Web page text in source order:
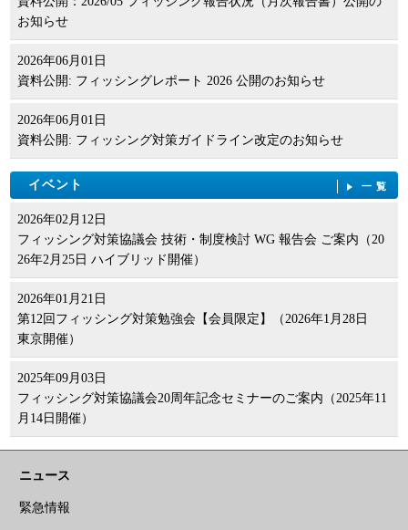
お知らせ
2026年06月01日
資料公開: フィッシングレポート 2026 公開のお知らせ
2026年06月01日
資料公開: フィッシング対策ガイドライン改定のお知らせ
イベント 一覧
2026年02月12日
フィッシング対策協議会 技術・制度検討 WG 報告会 ご案内（20
26年2月25日 ハイブリッド開催）
2026年01月21日
第12回フィッシング対策勉強会【会員限定】（2026年1月28日
東京開催）
2025年09月03日
フィッシング対策協議会20周年記念セミナーのご案内（2025年11
月14日開催）
ニュース
緊急情報